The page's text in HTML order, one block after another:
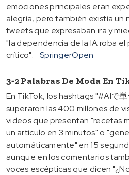
emociones principales eran
alegría, pero también existía un
tweets que expresaban ira y
"la dependencia de la IA roba
crítico".
SpringerOpen
3‑2 Palabras De Moda En
En TikTok, los hashtags "#AIで
superaron las 400 millones de
videos que presentan "recetas
un artículo en 3 minutos" o
automáticamente" en 15
aunque en los comentarios
voces escépticas que dicen